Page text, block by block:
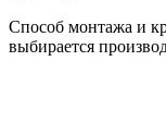
Способ монтажа и
выбирается